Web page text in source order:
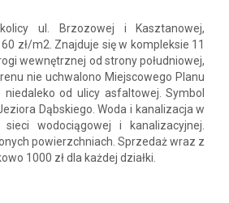
ul. Brzozowej i Kasztanowej,
zł/m2. Znajduje się w kompleksie 11
wewnętrznej od strony południowej,
nie uchwalono Miejscowego Planu
od ulicy asfaltowej. Symbol
Dąbskiego. Woda i kanalizacja w
wodociągowej i kanalizacyjnej.
powierzchniach. Sprzedaż wraz z
1000 zł dla każdej działki.